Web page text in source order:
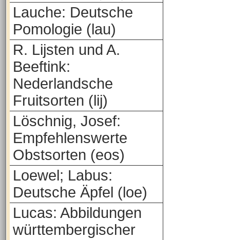
Lauche: Deutsche
Pomologie (lau)
R. Lijsten und A.
Beeftink:
Nederlandsche
Fruitsorten (lij)
Löschnig, Josef:
Empfehlenswerte
Obstsorten (eos)
Loewel; Labus:
Deutsche Äpfel (loe)
Lucas: Abbildungen
württembergischer